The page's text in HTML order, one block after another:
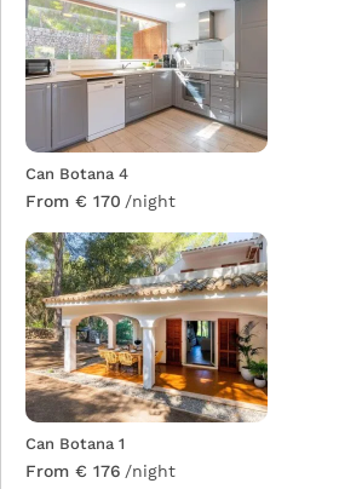
Can Botana 4
From € 170/night
Can Botana 1
From € 176/night